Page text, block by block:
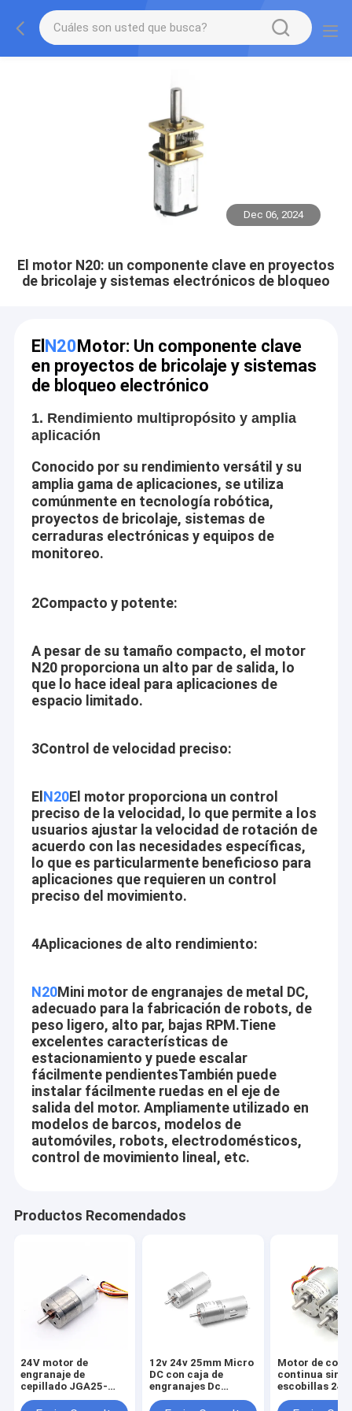
Dec 06, 2024
El motor N20: un componente clave en proyectos
de bricolaje y sistemas electrónicos de bloqueo
El N20 Motor: Un componente clave
en proyectos de bricolaje y sistemas
de bloqueo electrónico
1. Rendimiento multipropósito y amplia
aplicación
Conocido por su rendimiento versátil y su
amplia gama de aplicaciones, se utiliza
comúnmente en tecnología robótica,
proyectos de bricolaje, sistemas de
cerraduras electrónicas y equipos de
monitoreo.
2Compacto y potente:
A pesar de su tamaño compacto, el motor
N20 proporciona un alto par de salida, lo
que lo hace ideal para aplicaciones de
espacio limitado.
3Control de velocidad preciso:
ElN20El motor proporciona un control
preciso de la velocidad, lo que permite a los
usuarios ajustar la velocidad de rotación de
acuerdo con las necesidades específicas,
lo que es particularmente beneficioso para
aplicaciones que requieren un control
preciso del movimiento.
4Aplicaciones de alto rendimiento:
N20Mini motor de engranajes de metal DC,
adecuado para la fabricación de robots, de
peso ligero, alto par, bajas RPM.Tiene
excelentes características de
estacionamiento y puede escalar
fácilmente pendientesTambién puede
instalar fácilmente ruedas en el eje de
salida del motor. Ampliamente utilizado en
modelos de barcos, modelos de
automóviles, robots, electrodomésticos,
control de movimiento lineal, etc.
Productos Recomendados
24V motor de
engranaje de
cepillado JGA25-
2418 motor de
12v 24v 25mm Micro
DC con caja de
engranajes Dc
JGA25-370 24v
Motor de
continua sin
escobillas
de corriente